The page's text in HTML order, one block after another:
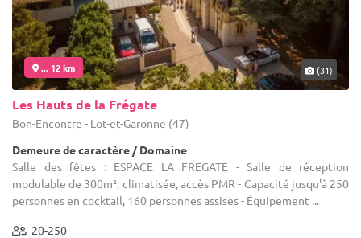
... 12 km (31)
Les Hauts de la Frégate
Bon-Encontre - Lot-et-Garonne (47)
Demeure de caractère / Domaine
Salle des fêtes : ESPACE LA FREGATE - Salle de réception
modulable de 300m², climatisée, accès PMR - Capacité jusqu'à 250
personnes en cocktail, 160 personnes assises - Équipement ...
20-250